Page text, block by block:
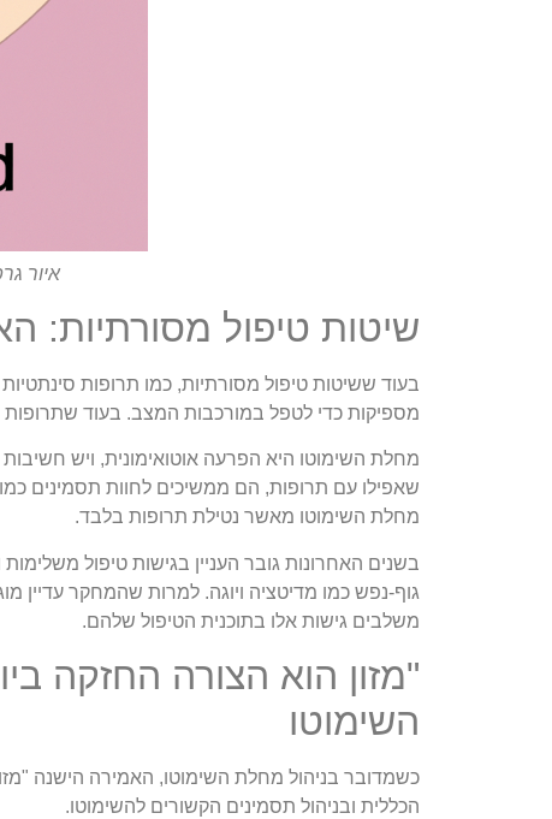
איור
שיטות טיפול מסורתיות:
בעוד ששיטות טיפול מסורתיות, כמו תרופות
מספיקות כדי לטפל במורכבות המצב. בעוד שתרופות
מחלת השימוטו היא הפרעה אוטואימונית, ויש
שאפילו עם תרופות, הם ממשיכים לחוות תסמינים כמו
מחלת השימוטו מאשר נטילת תרופות בלבד.
בשנים האחרונות גובר העניין בגישות טיפול
גוף-נפש כמו מדיטציה ויוגה. למרות שהמחקר עדיין
משלבים גישות אלו בתוכנית הטיפול שלהם.
"מזון הוא הצורה החזקה
השימוטו
כשמדובר בניהול מחלת השימוטו, האמירה הישנה
הכללית ובניהול תסמינים הקשורים להשימוטו.